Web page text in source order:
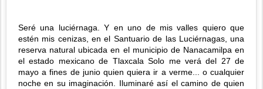
Seré una luciérnaga. Y en uno de mis valles quiero que
estén mis cenizas, en el Santuario de las Luciérnagas, una
reserva natural ubicada en el municipio de Nanacamilpa en
el estado mexicano de Tlaxcala Solo me verá del 27 de
mayo a fines de junio quien quiera ir a verme... o cualquier
noche en su imaginación. Iluminaré así el camino de quien